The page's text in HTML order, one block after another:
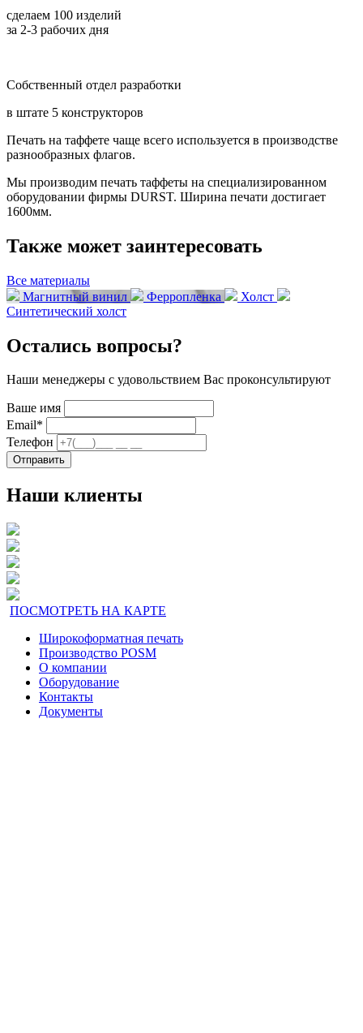
сделаем 100 изделий
за 2-3 рабочих дня
Собственный отдел разработки
в штате 5 конструкторов
Печать на таффете чаще вcего используется в производстве
разнообразных флагов.
Мы производим печать таффеты на специализированном
оборудовании фирмы DURST. Ширина печати достигает
1600мм.
Также может заинтересовать
Все материалы
Магнитный винил
Ферропленка
Холст
Синтетический холст
Остались вопросы?
Наши менеджеры с удовольствием Вас проконсультируют
Ваше имя
Email*
Телефон
Отправить
Наши клиенты
ПОСМОТРЕТЬ НА КАРТЕ
Широкоформатная печать
Производство POSM
О компании
Оборудование
Контакты
Документы